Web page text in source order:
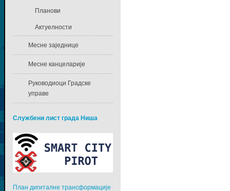
Планови
Актуелности
Месне заједнице
Месне канцеларије
Руководиоци Градске
управе
Службени лист града Ниша
План дигиталне трансформације